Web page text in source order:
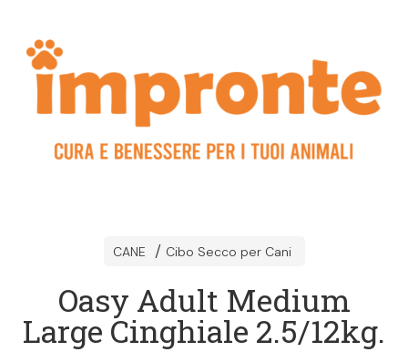
CANE Cibo Secco per Cani
Oasy Adult Medium
Large Cinghiale 2.5/12kg.